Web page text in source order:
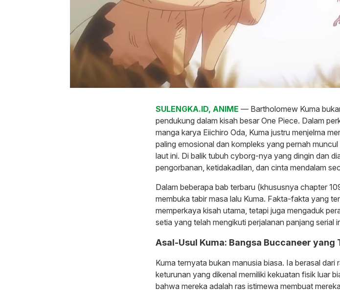
SULENGKA.ID, ANIME — Bartholomew Kuma
pendukung dalam kisah besar One Piece. Dalam
manga karya Eiichiro Oda, Kuma justru menjelma
paling emosional dan kompleks yang pernah
laut ini. Di balik tubuh cyborg-nya yang dingin dan
pengorbanan, ketidakadilan, dan cinta mendalam
Dalam beberapa bab terbaru (khususnya chapter
membuka tabir masa lalu Kuma. Fakta-fakta yang
memperkaya kisah utama, tetapi juga mengaduk
setia yang telah mengikuti perjalanan panjang serial
Asal-Usul Kuma: Bangsa Buccaneer yang
Kuma ternyata bukan manusia biasa. Ia berasal dari
keturunan yang dikenal memiliki kekuatan fisik luar
bahwa mereka adalah ras istimewa membuat